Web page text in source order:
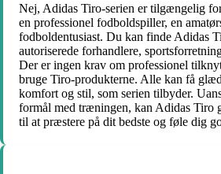
Nej, Adidas Tiro-serien er tilgængelig
en professionel fodboldspiller, en
fodboldentusiast. Du kan finde Adidas
autoriserede forhandlere,
Der er ingen krav om professionel
bruge Tiro-produkterne. Alle kan få
komfort og stil, som serien tilbyder.
formål med træningen, kan Adidas Tiro
til at præstere på dit bedste og føle dig